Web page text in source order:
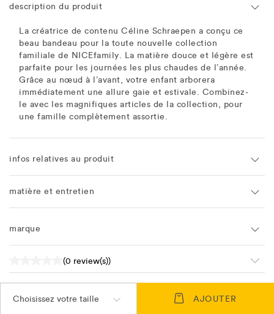
description du produit
La créatrice de contenu Céline Schraepen a conçu ce
beau bandeau pour la toute nouvelle collection
familiale de NICEfamily. La matière douce et légère est
parfaite pour les journées les plus chaudes de l’année.
Grâce au nœud à l’avant, votre enfant arborera
immédiatement une allure gaie et estivale. Combinez-
le avec les magnifiques articles de la collection, pour
une famille complètement assortie.
infos relatives au produit
matière et entretien
marque
(0 review(s))
Choisissez votre taille AJOUTER